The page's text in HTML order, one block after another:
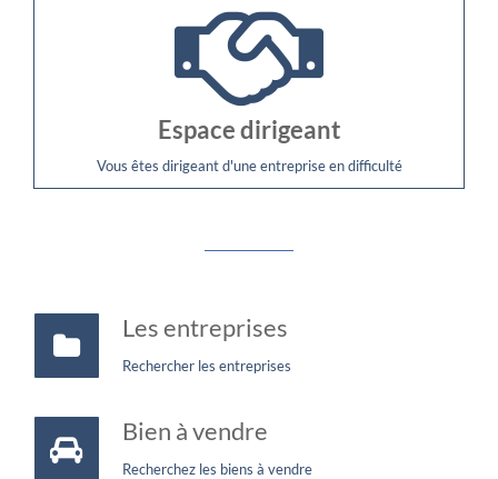
Espace dirigeant
Vous êtes dirigeant d'une entreprise en difficulté
Les entreprises
Rechercher les entreprises
Bien à vendre
Recherchez les biens à vendre